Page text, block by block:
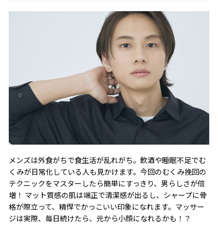
メンズは外食がちで食生活が乱れがち。飲酒や睡眠不足でむ
くみが日常化している人も見かけます。今回のむくみ挽回の
テクニックをマスターしたら簡単にすっきり、男らしさが倍
増！ マット質感の肌は端正で清潔感が出るし、シャープに骨
格が際立って、精悍でかっこいい印象になれます。マッサー
ジは実際、毎日続けたら、元から小顔になれるかも！？